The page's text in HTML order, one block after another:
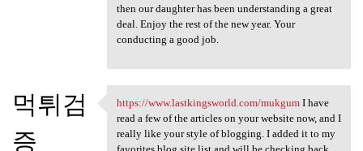
then our daughter has been understanding a great
deal. Enjoy the rest of the new year. Your
conducting a good job.
먹튀검
증
https://www.lastkingsworld
https://www.lastkingsworld.com/mukgumI have
read a few of the articles on your website now, and I
really like your style of blogging. I added it to my